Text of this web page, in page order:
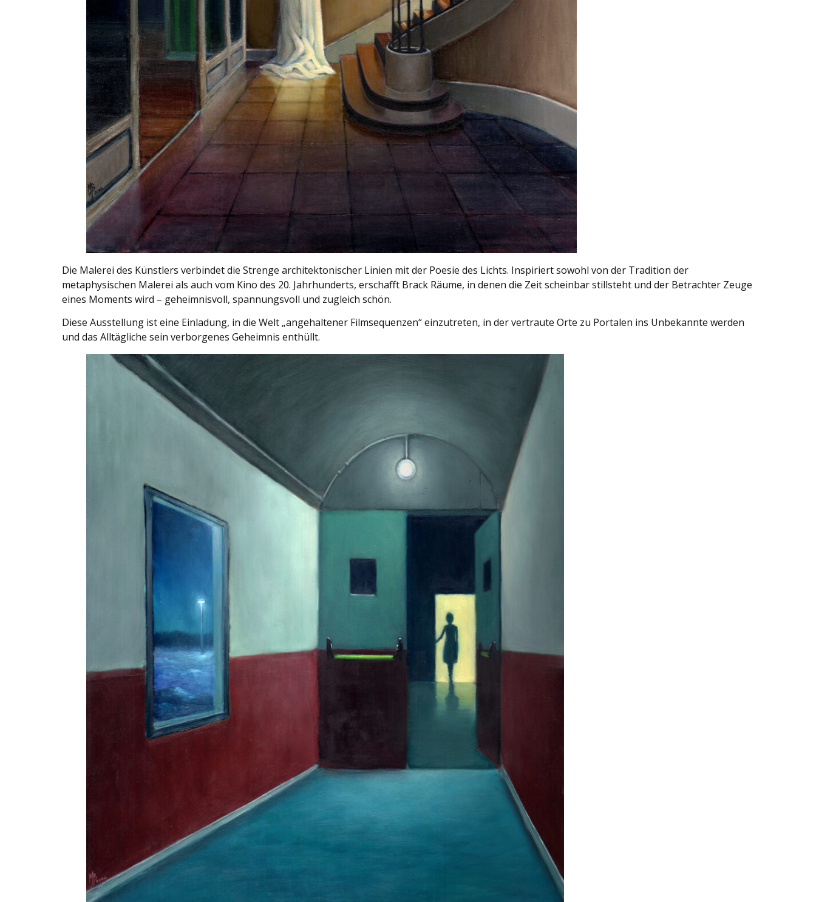
Die Malerei des Künstlers verbindet die Strenge architektonischer Linien mit der Poesie des Lichts. Inspiriert sowohl von der Tradition der
metaphysischen Malerei als auch vom Kino des 20. Jahrhunderts, erschafft Brack Räume, in denen die Zeit scheinbar stillsteht und der Betrachter Zeuge
eines Moments wird – geheimnisvoll, spannungsvoll und zugleich schön.
Diese Ausstellung ist eine Einladung, in die Welt „angehaltener Filmsequenzen“ einzutreten, in der vertraute Orte zu Portalen ins Unbekannte werden
und das Alltägliche sein verborgenes Geheimnis enthüllt.